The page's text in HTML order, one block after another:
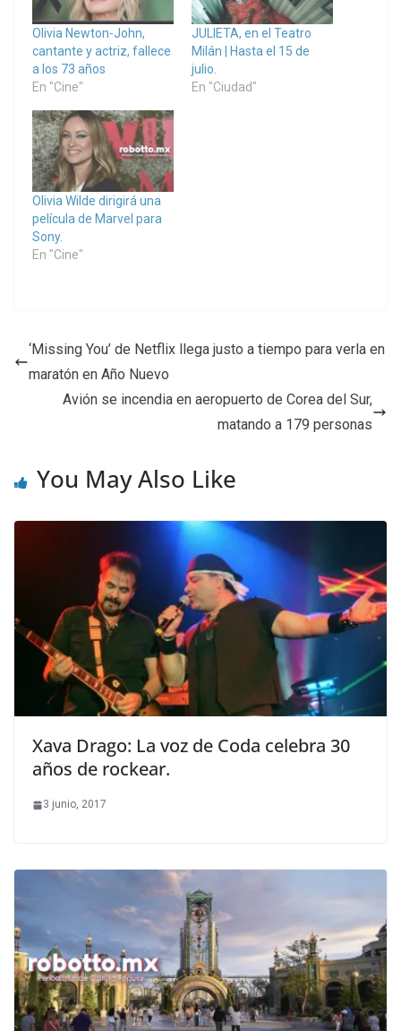
Olivia Newton-John,
cantante y actriz, fallece
a los 73 años
En "Cine"
JULIETA, en el Teatro
Milán | Hasta el 15 de
julio.
En "Ciudad"
Olivia Wilde dirigirá una
película de Marvel para
Sony.
En "Cine"
‘Missing You’ de Netflix llega justo a tiempo para verla en
maratón en Año Nuevo
Avión se incendia en aeropuerto de Corea del Sur,
matando a 179 personas
You May Also Like
Xava Drago: La voz de Coda celebra 30
años de rockear.
3 junio, 2017